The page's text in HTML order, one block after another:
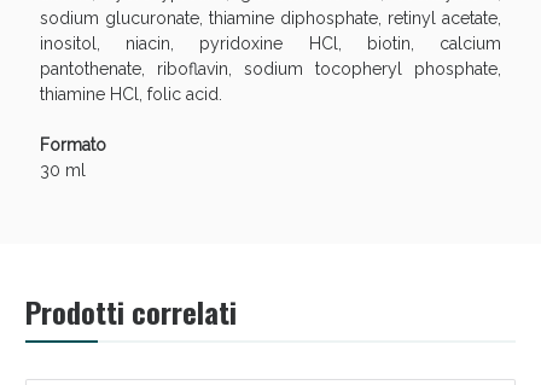
sodium glucuronate, thiamine diphosphate, retinyl acetate,
inositol, niacin, pyridoxine HCl, biotin, calcium
pantothenate, riboflavin, sodium tocopheryl phosphate,
thiamine HCl, folic acid.
Formato
30 ml
Prodotti correlati